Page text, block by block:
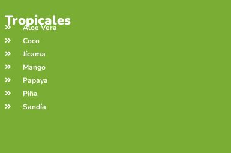
Tropicales
Aloe Vera
Coco
Jícama
Mango
Papaya
Piña
Sandía